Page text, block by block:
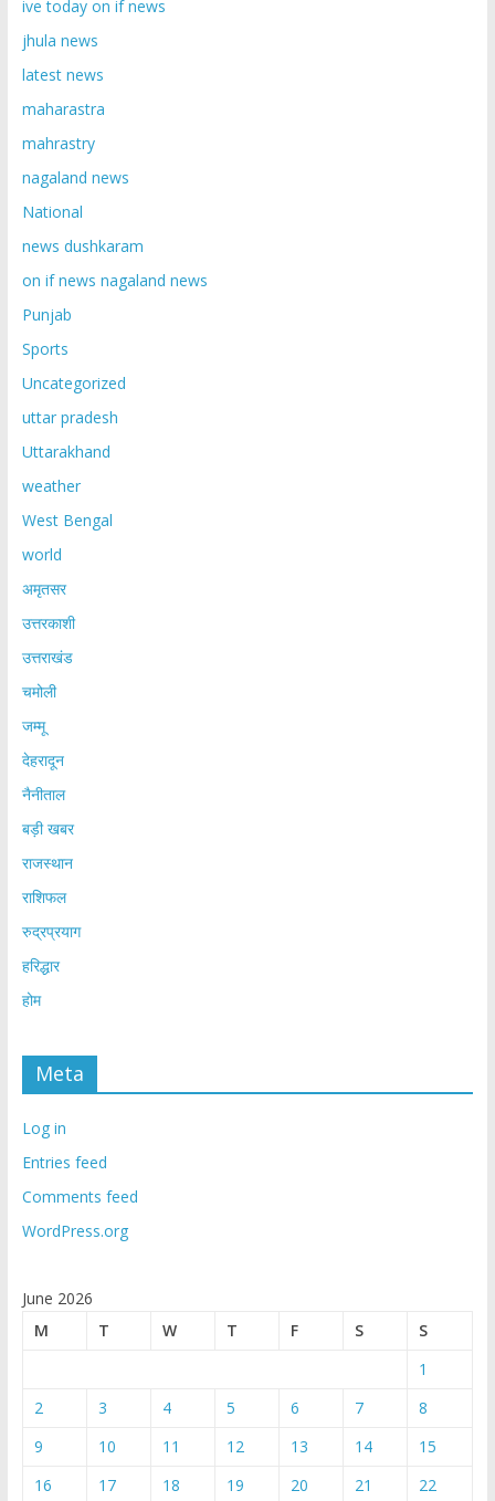
ive today on if news
jhula news
latest news
maharastra
mahrastry
nagaland news
National
news dushkaram
on if news nagaland news
Punjab
Sports
Uncategorized
uttar pradesh
Uttarakhand
weather
West Bengal
world
अमृतसर
उत्तरकाशी
उत्तराखंड
चमोली
जम्मू
देहरादून
नैनीताल
बड़ी खबर
राजस्थान
राशिफल
रुद्रप्रयाग
हरिद्धार
होम
Meta
Log in
Entries feed
Comments feed
WordPress.org
June 2026
M
T W T F S
S
1
2
3 4 5 6 7
8
9
10 11 12 13 14
15
16
17 18 19 20 21 22